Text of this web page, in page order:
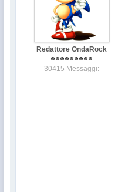
Redattore OndaRock
30415 Messaggi: